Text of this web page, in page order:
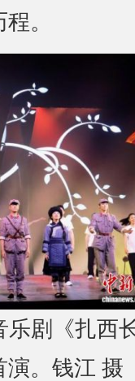
。
乐剧《扎西
演。钱江 摄